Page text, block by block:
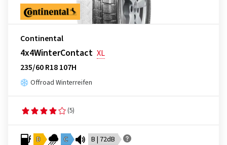
Continental
4x4WinterContact XL
235/60 R18 107H
Offroad Winterreifen
(5)
D C B | 72dB